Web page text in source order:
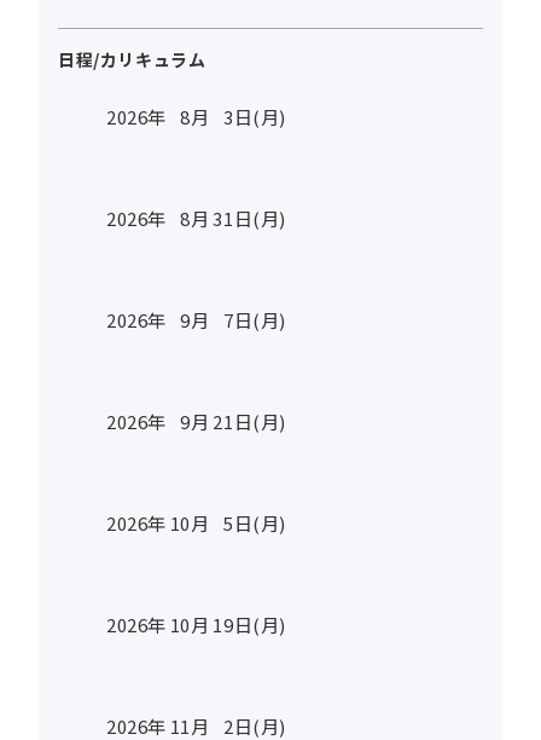
日程/カリキュラム
2026年 8月 3日(月)
2026年 8月 31日(月)
2026年 9月 7日(月)
2026年 9月 21日(月)
2026年 10月 5日(月)
2026年 10月 19日(月)
2026年 11月 2日(月)